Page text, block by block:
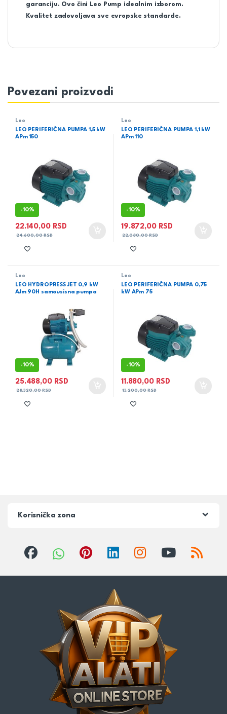
garanciju. Ovo čini Leo Pump idealnim izborom.
Kvalitet zadovoljava sve evropske standarde.
Povezani proizvodi
Leo
LEO PERIFERIČNA PUMPA 1,5 kW
APm 150
-10%
22.140,00 RSD
24.600,00RSD
Leo
LEO PERIFERIČNA PUMPA 1,1 kW
APm 110
-10%
19.872,00 RSD
22.080,00RSD
Leo
LEO HYDROPRESS JET 0,9 kW
AJm 90H samousisna pumpa
-10%
25.488,00 RSD
28.320,00RSD
Leo
LEO PERIFERIČNA PUMPA 0,75
kW APm 75
-10%
11.880,00 RSD
13.200,00RSD
Korisnička zona